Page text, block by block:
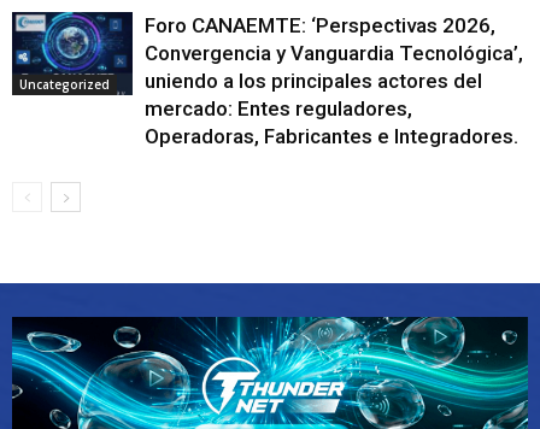
Uncategorized
Foro CANAEMTE: ‘Perspectivas 2026,
Convergencia y Vanguardia Tecnológica’,
uniendo a los principales actores del
mercado: Entes reguladores,
Operadoras, Fabricantes e Integradores.